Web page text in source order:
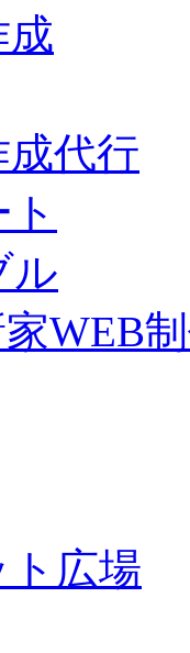
成
代行
ル
WEB
ト広場